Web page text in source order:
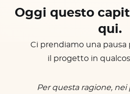
Oggi questo
qui.
Ci prendiamo una pausa
il progetto in
Per questa ragione, nei